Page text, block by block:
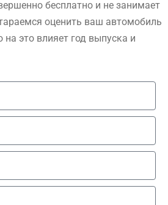
бесплатно и не занимает
оценить ваш автомобиль
это влияет год выпуска и